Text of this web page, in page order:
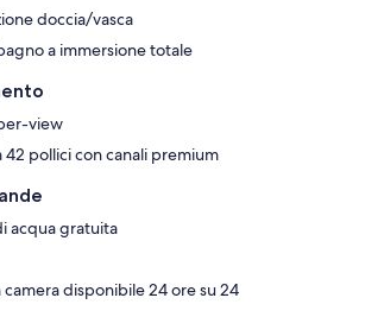
doccia/vasca
a immersione totale
view
42 pollici con canali premium
acqua gratuita
camera disponibile 24 ore su 24